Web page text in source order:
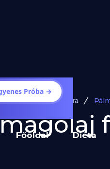
Próba →
Főoldal Diéta
Ételek Fogyásra